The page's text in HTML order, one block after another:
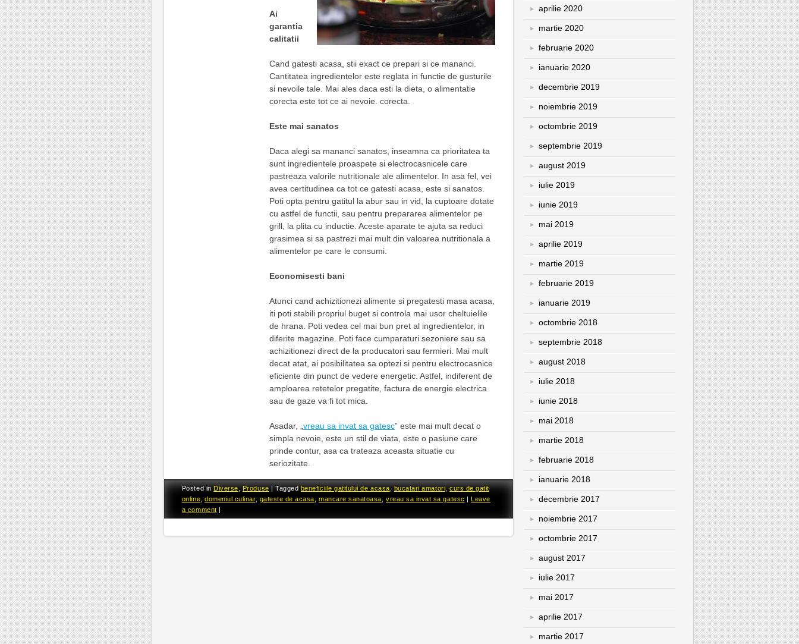
Ai
garantia
calitatii
Cand gatesti acasa, stii exact ce prepari si ce mananci.
Cantitatea ingredientelor este reglata in functie de gusturile
si nevoile tale. Mai ales daca esti la dieta, o alimentatie
corecta este tot ce ai nevoie. corecta.
Este mai sanatos
Daca alegi sa mananci sanatos, inseamna ca prioritatea ta
sunt ingredientele proaspete si electrocasnicele care
pastreaza valorile nutritionale ale alimentelor. In asa fel, vei
avea certitudinea ca tot ce gatesti acasa, este si sanatos.
Poti opta pentru gatitul la abur sau in vid, la cuptoare dotate
cu astfel de functii, sau pentru prepararea alimentelor pe
grill, la plita cu inductie. Aceste aparate te ajuta sa reduci
grasimea si sa pastrezi mai mult din valoarea nutritionala a
alimentelor pe care le consumi.
Economisesti bani
Atunci cand achizitionezi alimente si pregatesti masa acasa,
iti poti stabili propriul buget si controla mai usor cheltuielile
de hrana. Poti vedea cel mai bun pret al ingredientelor, in
diferite magazine. Poti face cumparaturi sezoniere sau sa
achizitionezi direct de la producatori sau fermieri. Mai mult
decat atat, ai posibilitatea sa optezi si pentru electrocasnice
eficiente din punct de vedere energetic. Astfel, indiferent de
amploarea retetelor pregatite, factura de energie electrica
sau de gaze va fi tot mica.
Asadar, „ vreau sa invat sa gatesc” este mai mult decat o
simpla nevoie, este un stil de viata, este o pasiune care
prinde contur, asa ca trateaza aceasta situatie cu
seriozitate.
Posted inDiverse,Produse |Taggedbeneficiile gatitului de acasa,bucatari amatori,curs de gatit
online ,domeniul culinar, gateste de acasa ,mancare sanatoasa ,vreau sa invat sa gatesc | Leave
a comment |
aprilie 2020
martie 2020
februarie 2020
ianuarie 2020
decembrie 2019
noiembrie 2019
octombrie 2019
septembrie 2019
august 2019
iulie 2019
iunie 2019
mai 2019
aprilie 2019
martie 2019
februarie 2019
ianuarie 2019
octombrie 2018
septembrie 2018
august 2018
iulie 2018
iunie 2018
mai 2018
martie 2018
februarie 2018
ianuarie 2018
decembrie 2017
noiembrie 2017
octombrie 2017
august 2017
iulie 2017
mai 2017
aprilie 2017
martie 2017